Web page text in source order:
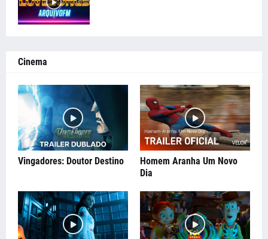
Cinema
Vingadores: Doutor Destino
Homem Aranha Um Novo
Dia